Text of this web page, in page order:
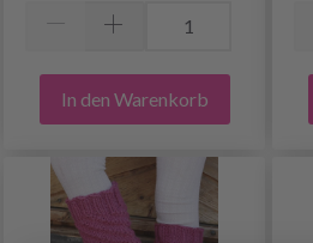
In den Warenkorb